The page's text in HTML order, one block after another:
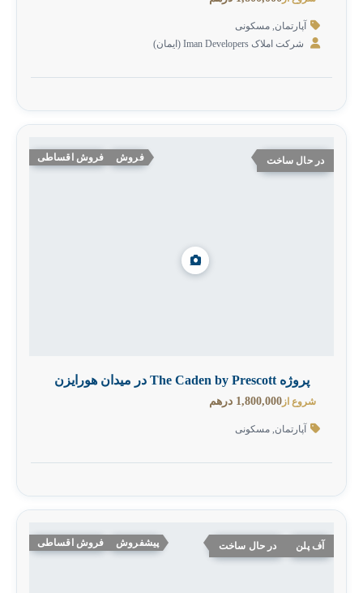
آپارتمان,مسکونی
شرکت املاک Iman Developers‎ (ایمان)
در حال ساخت فروش فروش اقساطی
پروژه The Caden by Prescott در میدان هورایزن
شروع از 1,800,000 درهم
آپارتمان,مسکونی
آف پلن در حال ساخت پیشفروش فروش اقساطی